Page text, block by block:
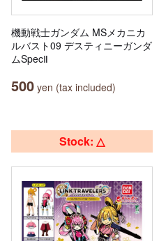
機動戦士ガンダム MSメカニカ
ルバスト09 デスティニーガンダ
ムSpecⅡ
500 yen (tax included)
Stock: △